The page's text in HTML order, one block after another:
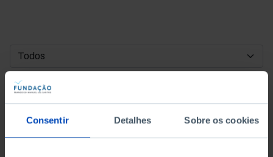
Consentir Detalhes Sobre os cookies
DATA DE INÍCIO
DATA DE FIM